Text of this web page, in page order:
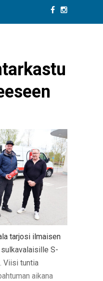
tarjosi ilmaisen
S-
Viisi tuntia
aikana